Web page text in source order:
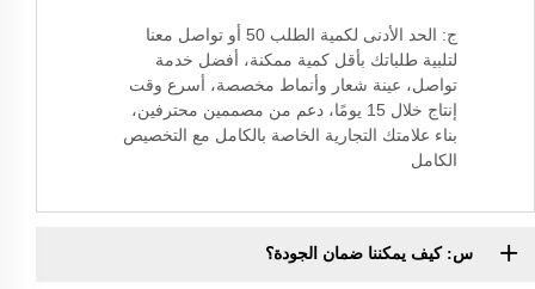
ج: الحد الأدنى لكمية الطلب 50 أو تواصل معنا
لتلبية طلباتك بأقل كمية ممكنة، أفضل خدمة
تواصل، عينة شعار وأنماط مخصصة، أسرع وقت
إنتاج خلال 15 يومًا، دعم من مصممين محترفين،
بناء علامتك التجارية الخاصة بالكامل مع التخصيص
الكامل
س: كيف يمكننا ضمان الجودة؟